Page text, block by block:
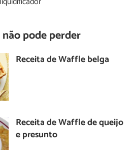
pode perder
Receita de Waffle belga
Receita de Waffle de queijo
e presunto